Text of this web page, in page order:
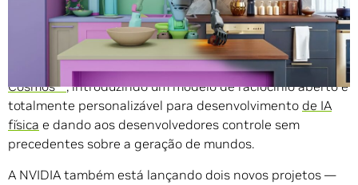
A NVIDIA anuncia um grande lançamento dos
novos modelos de base de mundo (WFMs)do NVIDIA
Cosmos™, introduzindo um modelo de raciocínio aberto e
totalmente personalizável para desenvolvimento de IA
física e dando aos desenvolvedores controle sem
precedentes sobre a geração de mundos.
A NVIDIA também está lançando dois novos projetos —